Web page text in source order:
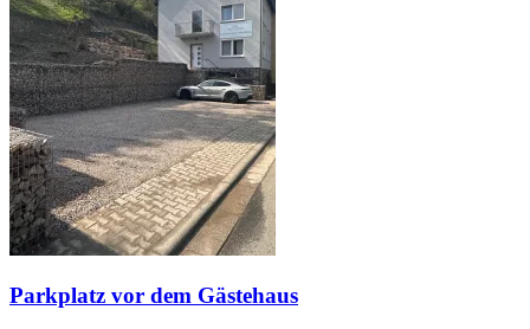
Parkplatz vor dem Gästehaus